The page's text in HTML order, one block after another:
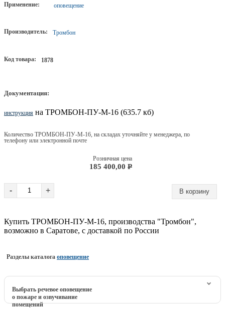
Применение: оповещение
Производитель: Тромбон
Код товара: 1878
Документация:
инструкция на ТРОМБОН-ПУ-М-16 (635.7 кб)
Количество ТРОМБОН-ПУ-М-16, на складах уточняйте у менеджера, по
телефону или электронной почте
Розничная цена
185 400,00 P
- +
Купить ТРОМБОН-ПУ-М-16, производства "Тромбон",
возможно в Саратове, с доставкой по России
Разделы каталога оповещение
Выбрать речевое оповещение
о пожаре и озвучивание
помещений